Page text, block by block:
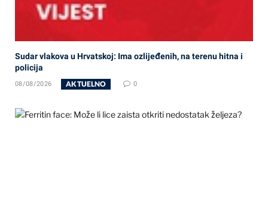
Sudar vlakova u Hrvatskoj: Ima ozlijeđenih, na terenu hitna i
policija
08/08/2026 AKTUELNO 0